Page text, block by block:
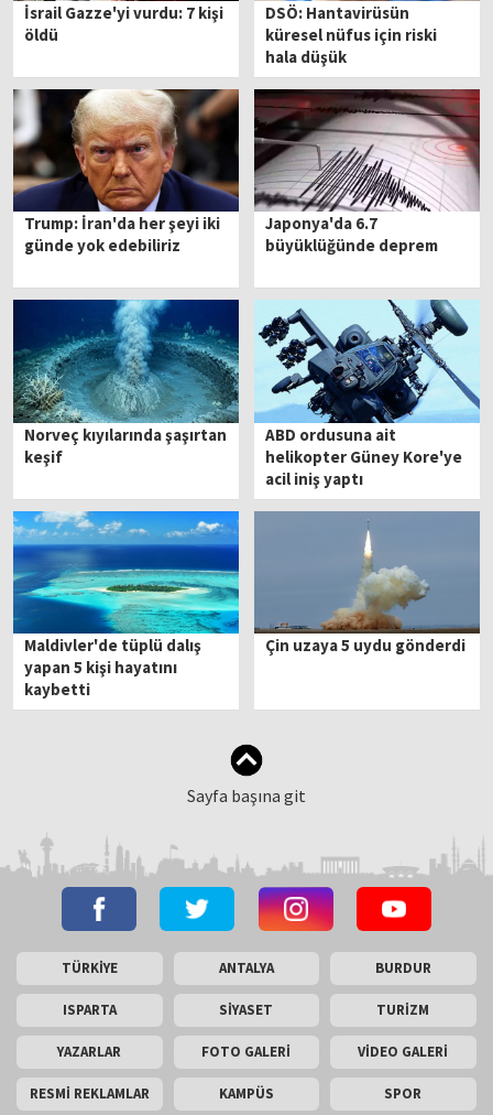
İsrail Gazze'yi vurdu: 7 kişi
öldü
DSÖ: Hantavirüsün
küresel nüfus için riski
hala düşük
Trump: İran'da her şeyi iki
günde yok edebiliriz
Japonya'da 6.7
büyüklüğünde deprem
Norveç kıyılarında şaşırtan
keşif
ABD ordusuna ait
helikopter Güney Kore'ye
acil iniş yaptı
Maldivler'de tüplü dalış
yapan 5 kişi hayatını
kaybetti
Çin uzaya 5 uydu gönderdi
Sayfa başına git
TÜRKİYE ANTALYA BURDUR
ISPARTA SİYASET TURİZM
YAZARLAR FOTO GALERİ VİDEO GALERİ
RESMİ REKLAMLAR KAMPÜS SPOR